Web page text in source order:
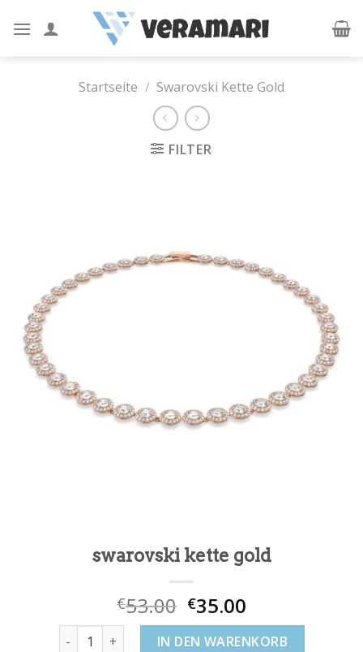
Startseite / Swarovski Kette Gold
FILTER
swarovski kette gold
€53.00 €35.00
swarovski kette gold MengeIN DEN WARENKORB